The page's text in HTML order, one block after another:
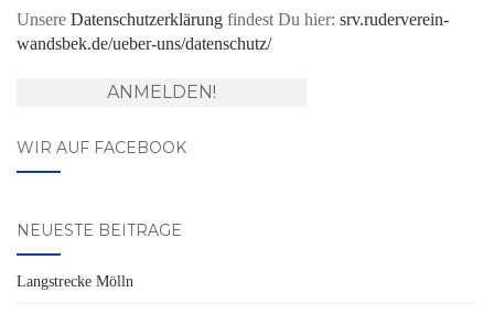
Unsere Datenschutzerklärung findest Du hier: srv.ruderverein-
wandsbek.de/ueber-uns/datenschutz/
WIR AUF FACEBOOK
NEUESTE BEITRÄGE
Langstrecke Mölln